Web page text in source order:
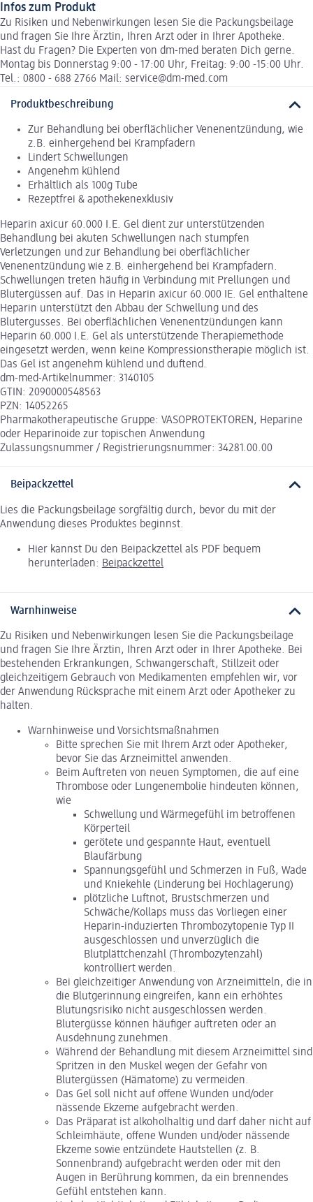
Infos zum Produkt
Zu Risiken und Nebenwirkungen lesen Sie die Packungsbeilage
und fragen Sie Ihre Ärztin, Ihren Arzt oder in Ihrer Apotheke.
Hast du Fragen? Die Experten von dm-med beraten Dich gerne.
Montag bis Donnerstag 9:00 - 17:00 Uhr, Freitag: 9:00 -15:00 Uhr.
Tel.: 0800 - 688 2766 Mail: service@dm-med.com
Produktbeschreibung
Zur Behandlung bei oberflächlicher Venenentzündung, wie
z.B. einhergehend bei Krampfadern
Lindert Schwellungen
Angenehm kühlend
Erhältlich als 100g Tube
Rezeptfrei & apothekenexklusiv
Heparin axicur 60.000 I.E. Gel dient zur unterstützenden
Behandlung bei akuten Schwellungen nach stumpfen
Verletzungen und zur Behandlung bei oberflächlicher
Venenentzündung wie z.B. einhergehend bei Krampfadern.
Schwellungen treten häufig in Verbindung mit Prellungen und
Blutergüssen auf. Das in Heparin axicur 60.000 IE. Gel enthaltene
Heparin unterstützt den Abbau der Schwellung und des
Blutergusses. Bei oberflächlichen Venenentzündungen kann
Heparin 60.000 I.E. Gel als unterstützende Therapiemethode
eingesetzt werden, wenn keine Kompressionstherapie möglich ist.
Das Gel ist angenehm kühlend und duftend.
dm-med-Artikelnummer: 3140105
GTIN: 2090000548563
PZN: 14052265
Pharmakotherapeutische Gruppe: VASOPROTEKTOREN, Heparine
oder Heparinoide zur topischen Anwendung
Zulassungsnummer / Registrierungsnummer: 34281.00.00
Beipackzettel
Lies die Packungsbeilage sorgfältig durch, bevor du mit der
Anwendung dieses Produktes beginnst.
Hier kannst Du den Beipackzettel als PDF bequem
herunterladen: Beipackzettel
Warnhinweise
Zu Risiken und Nebenwirkungen lesen Sie die Packungsbeilage
und fragen Sie Ihre Ärztin, Ihren Arzt oder in Ihrer Apotheke. Bei
bestehenden Erkrankungen, Schwangerschaft, Stillzeit oder
gleichzeitigem Gebrauch von Medikamenten empfehlen wir, vor
der Anwendung Rücksprache mit einem Arzt oder Apotheker zu
halten.
Warnhinweise und Vorsichtsmaßnahmen
Bitte sprechen Sie mit Ihrem Arzt oder Apotheker,
bevor Sie das Arzneimittel anwenden.
Beim Auftreten von neuen Symptomen, die auf eine
Thrombose oder Lungenembolie hindeuten können,
wie
Schwellung und Wärmegefühl im betroffenen
Körperteil
gerötete und gespannte Haut, eventuell
Blaufärbung
Spannungsgefühl und Schmerzen in Fuß, Wade
und Kniekehle (Linderung bei Hochlagerung)
plötzliche Luftnot, Brustschmerzen und
Schwäche/Kollaps muss das Vorliegen einer
Heparin-induzierten Thrombozytopenie Typ II
ausgeschlossen und unverzüglich die
Blutplättchenzahl (Thrombozytenzahl)
kontrolliert werden.
Bei gleichzeitiger Anwendung von Arzneimitteln, die in
die Blutgerinnung eingreifen, kann ein erhöhtes
Blutungsrisiko nicht ausgeschlossen werden.
Blutergüsse können häufiger auftreten oder an
Ausdehnung zunehmen.
Während der Behandlung mit diesem Arzneimittel sind
Spritzen in den Muskel wegen der Gefahr von
Blutergüssen (Hämatome) zu vermeiden.
Das Gel soll nicht auf offene Wunden und/oder
nässende Ekzeme aufgebracht werden.
Das Präparat ist alkoholhaltig und darf daher nicht auf
Schleimhäute, offene Wunden und/oder nässende
Ekzeme sowie entzündete Hautstellen (z. B.
Sonnenbrand) aufgebracht werden oder mit den
Augen in Berührung kommen, da ein brennendes
Gefühl entstehen kann.